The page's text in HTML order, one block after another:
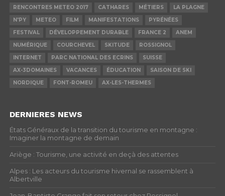
RENCONTRES METEO 2017
CATHARES MÉTIERS
LA PLAGNE
N'PY
METEO FILM MANIFESTATIONS
PYRÉNÉES
FESTIVAL
DÉVELOPPEMENT DURABLE FRANCE 2
ANEM
NUMÉRIQUE
COURCHEVEL SKITUDE
ROSSIGNOL
INTERNET
PARC NATIONAL DES ECRINS
SUISSE
AX-3DOMAINES
VACANCES ÉDUCATION
SAISON DE SKI
NORDIQUE
FONT-ROMEU AX-LES-THERMES
DERNIERES NEWS
États Généraux de la transition du tourisme en montagne :
Imaginer la montagne de demain
Ariège : Tourisme, une activité en deçà des attentes
Alpes : Les acteurs du tourisme hivernal se rassemblent à
Albertville